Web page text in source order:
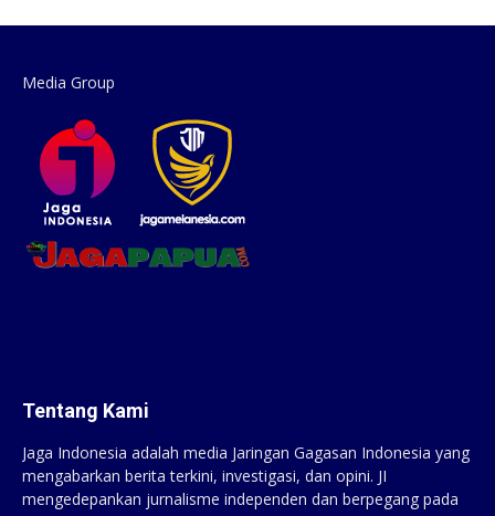
Media Group
Tentang Kami
Jaga Indonesia adalah media Jaringan Gagasan Indonesia yang
mengabarkan berita terkini, investigasi, dan opini. JI
mengedepankan jurnalisme independen dan berpegang pada